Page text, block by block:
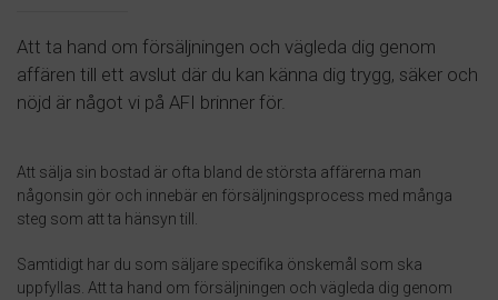
Att ta hand om försäljningen och vägleda dig genom
affären till ett avslut där du kan känna dig trygg, säker och
nöjd är något vi på AFI brinner för.
Att sälja sin bostad är ofta bland de största affärerna man
någonsin gör och innebär en försäljningsprocess med många
steg som att ta hänsyn till.
Samtidigt har du som säljare specifika önskemål som ska
uppfyllas. Att ta hand om försäljningen och vägleda dig genom